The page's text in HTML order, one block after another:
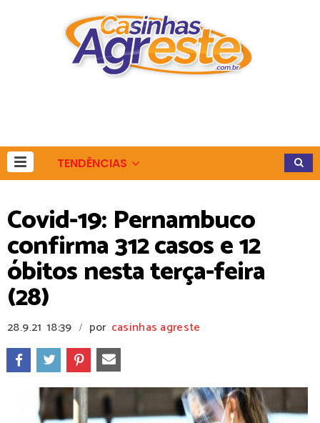
TENDÊNCIAS
Covid-19: Pernambuco
confirma 312 casos e 12
óbitos nesta terça-feira
(28)
28.9.21 18:39 / por casinhas agreste